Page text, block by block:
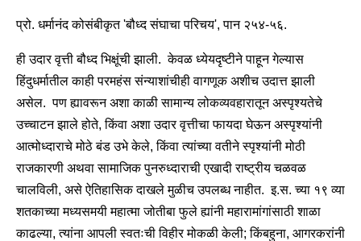
प्रो. धर्मानंद कोसंबीकृत 'बौध्द संघाचा परिचय', पान २५४-५६.
ही उदार वृत्ती बौध्द भिक्षूंची झाली. केवळ ध्येयदृष्टीने पाहून गेल्यास
हिंदुधर्मातील काही परमहंस संन्याशांचीही वागणूक अशीच उदात्त झाली
असेल. पण ह्यावरून अशा काळी सामान्य लोकव्यवहारातून अस्पृश्यतेचे
उच्चाटन झाले होते, किंवा अशा उदार वृत्तीचा फायदा घेऊन अस्पृश्यांनी
आत्मोध्दाराचे मोठे बंड उभे केले, किंवा त्यांच्या वतीने स्पृश्यांनी मोठी
राजकारणी अथवा सामाजिक पुनरुध्दाराची एखादी राष्ट्रीय चळवळ
चालविली, असे ऐतिहासिक दाखले मुळीच उपलब्ध नाहीत. इ.स. च्या १९ व्या
शतकाच्या मध्यसमयी महात्मा जोतीबा फुले ह्यांनी महारामांगांसाठी शाळा
काढल्या, त्यांना आपली स्वतःची विहीर मोकळी केली; किंबहुना, आगरकरांनी